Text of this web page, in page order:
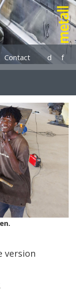
Contact d f
version